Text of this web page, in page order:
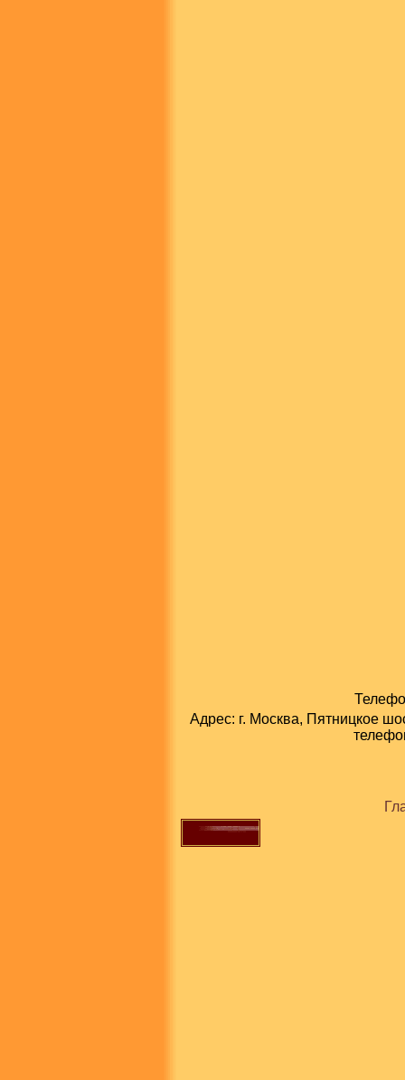
Адрес: г. Москва, Пятницкое